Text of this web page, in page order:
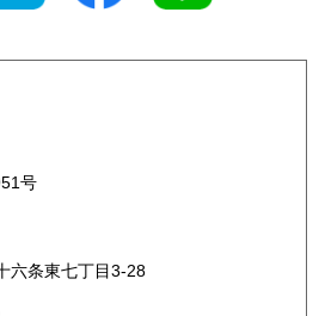
円 長野県
円 静岡県 3,170円
円 和歌山県
号
六条東七丁目3-28